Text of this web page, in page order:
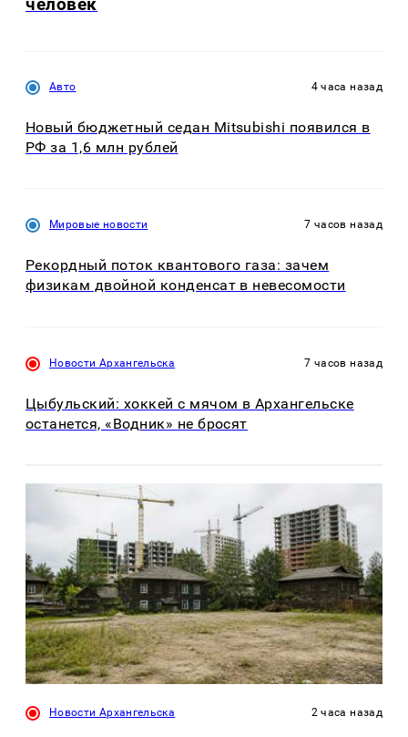
человек
Авто 4 часа назад
Новый бюджетный седан Mitsubishi появился в
РФ за 1,6 млн рублей
Мировые новости 7 часов назад
Рекордный поток квантового газа: зачем
физикам двойной конденсат в невесомости
Новости Архангельска 7 часов назад
Цыбульский: хоккей с мячом в Архангельске
останется, «Водник» не бросят
Новости Архангельска 2 часа назад